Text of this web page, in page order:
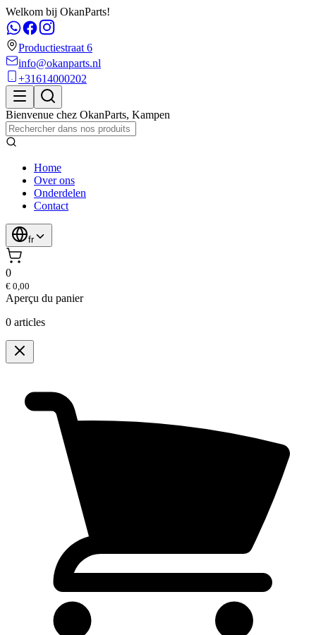
Welkom bij OkanParts!
Productiestraat 6
info@okanparts.nl
+31614000202
Bienvenue chez OkanParts, Kampen
Home
Over ons
Onderdelen
Contact
fr
0
€ 0,00
Aperçu du panier
0 articles